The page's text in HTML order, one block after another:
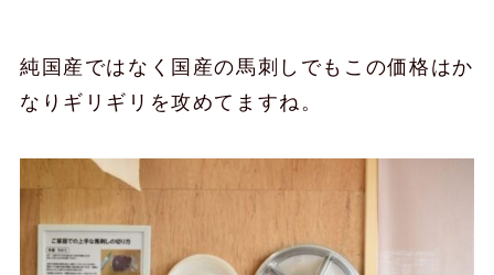
純国産ではなく国産の馬刺しでもこの価格はか
なりギリギリを攻めてますね。